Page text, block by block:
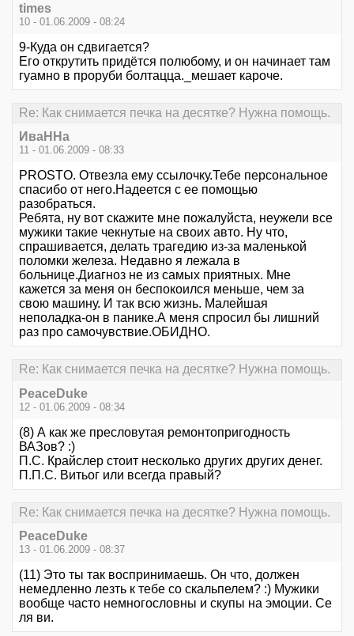
times
10 - 01.06.2009 - 08:24
9-Куда он сдвигается?
Его открутить придётся полюбому, и он начинает там
гуамно в проруби болтацца._мешает кароче.
Re: Как снимается печка на десятке? Нужна помощь.
ИваННа
11 - 01.06.2009 - 08:33
PROSTO. Отвезла ему ссылочку.Тебе персональное
спасибо от него.Надеется с ее помощью
разобраться.
Ребята, ну вот скажите мне пожалуйста, неужели все
мужики такие чекнутые на своих авто. Ну что,
спрашивается, делать трагедию из-за маленькой
поломки железа. Недавно я лежала в
больнице.Диагноз не из самых приятных. Мне
кажется за меня он беспокоился меньше, чем за
свою машину. И так всю жизнь. Малейшая
неполадка-он в панике.А меня спросил бы лишний
раз про самочувствие.ОБИДНО.
Re: Как снимается печка на десятке? Нужна помощь.
PeaceDuke
12 - 01.06.2009 - 08:34
(8) А как же пресловутая ремонтопригодность
ВАЗов? :)
П.С. Крайслер стоит несколько других других денег.
П.П.С. Витьог или всегда правый?
Re: Как снимается печка на десятке? Нужна помощь.
PeaceDuke
13 - 01.06.2009 - 08:37
(11) Это ты так воспринимаешь. Он что, должен
немедленно лезть к тебе со скальпелем? :) Мужики
вообще часто немногословны и скупы на эмоции. Се
ля ви.